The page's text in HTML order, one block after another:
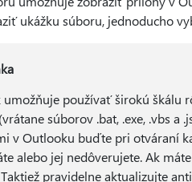
ukážku súboru, jednoducho
používať širokú škálu
(vrátane súborov .bat, .exe, .vbs
v Outlooku buďte pri otváraní
alebo jej nedôverujete. Ak
pravidelne aktualizujte